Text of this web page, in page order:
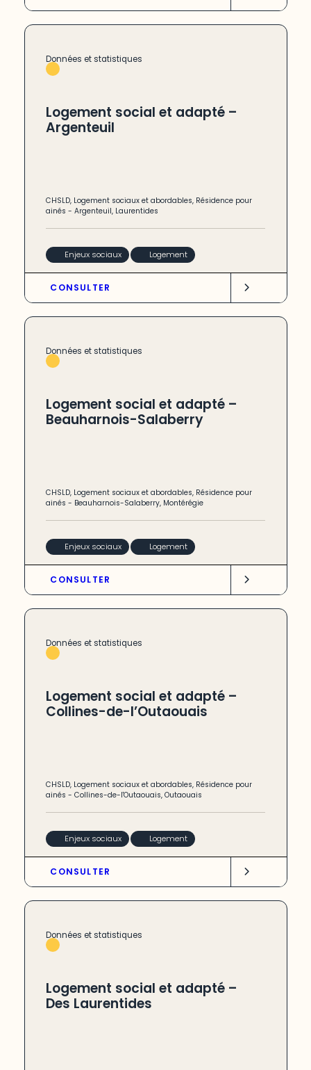
Données et statistiques
Logement social et adapté –
Argenteuil
CHSLD, Logement sociaux et abordables, Résidence pour
ainés -Argenteuil, Laurentides
Enjeux sociaux Logement
CONSULTER
Données et statistiques
Logement social et adapté –
Beauharnois-Salaberry
CHSLD, Logement sociaux et abordables, Résidence pour
ainés - Beauharnois-Salaberry, Montérégie
Enjeux sociaux Logement
CONSULTER
Données et statistiques
Logement social et adapté –
Collines-de-l’Outaouais
CHSLD, Logement sociaux et abordables, Résidence pour
ainés -Collines-de-l'Outaouais,Outaouais
Enjeux sociaux Logement
CONSULTER
Données et statistiques
Logement social et adapté –
Des Laurentides